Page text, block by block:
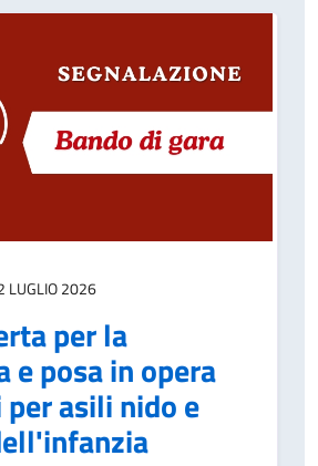
LUGLIO 2026
per la
posa in opera
asili nido e